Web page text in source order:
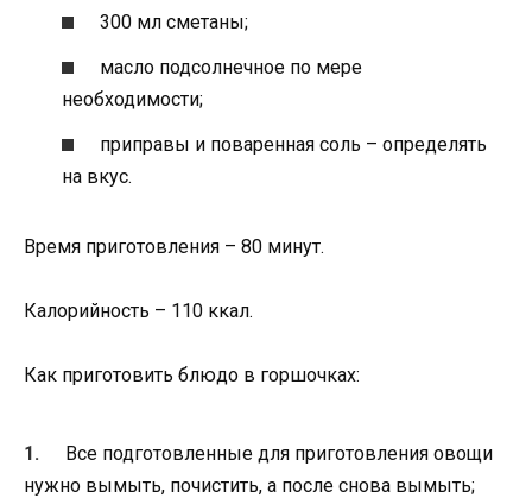
300 мл сметаны;
масло подсолнечное по мере
необходимости;
приправы и поваренная соль – определять
на вкус.
Время приготовления – 80 минут.
Калорийность – 110 ккал.
Как приготовить блюдо в горшочках:
Все подготовленные для приготовления овощи
нужно вымыть, почистить, а после снова вымыть;